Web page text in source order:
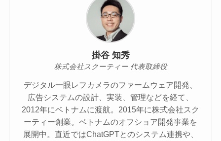
掛谷 知秀
株式会社スクーティー 代表取締役
デジタル一眼レフカメラのファームウェア開発、
広告システムの設計、実装、管理などを経て、
2012年にベトナムに渡航。2015年に株式会社スク
ーティー創業。ベトナムのオフショア開発事業を
展開中。直近ではChatGPTとのシステム連携や、